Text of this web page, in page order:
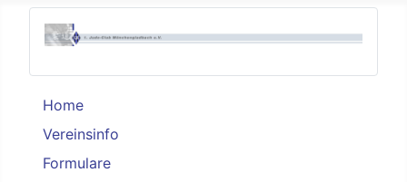
Home
Vereinsinfo
Formulare